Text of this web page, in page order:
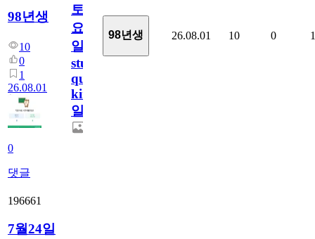
98년생
10
0
1
26.08.01
0
댓글
토
요
일/English
study
quiz
king767
일
98년생 26.08.01 10 0 1
196661
7월24일